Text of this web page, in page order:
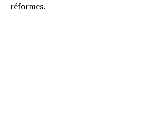
réformes.